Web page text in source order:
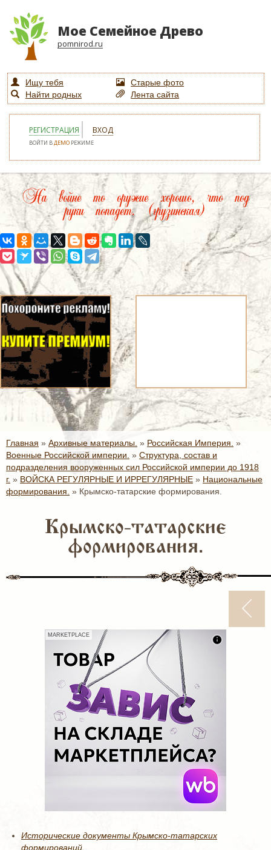
Мое Семейное Древо
pomnirod.ru
Ищу тебя
Старые фото
Найти родных
Лента сайта
РЕГИСТРАЦИЯ ВХОД
ВОЙТИ ВДЕМО РЕЖИМЕ
На войне то оружие хорошо, что под
руки попадет. (грузинская)
Главная » Архивные материалы. » Российская Империя. »
Военные Российской империи. » Структура, состав и
подразделения вооруженных сил Российской империи до 1918
г. » ВОЙСКА РЕГУЛЯРНЫЕ И ИРРЕГУЛЯРНЫЕ » Национальные
формирования. » Крымско-татарские формирования.
Крымско-татарские
формирования.
MARKETPLACE
Исторические документы Крымско-татарских
формирований.